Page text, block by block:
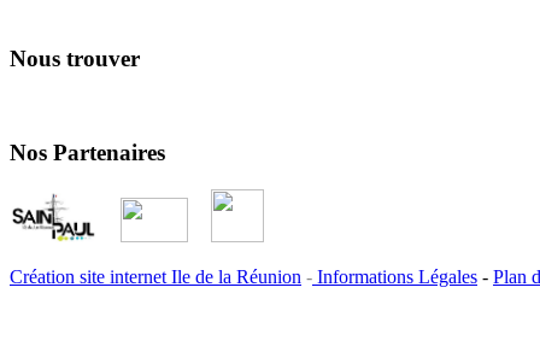
Nous trouver
Nos Partenaires
Création site internet Ile de la Réunion - Informations Légales - Plan